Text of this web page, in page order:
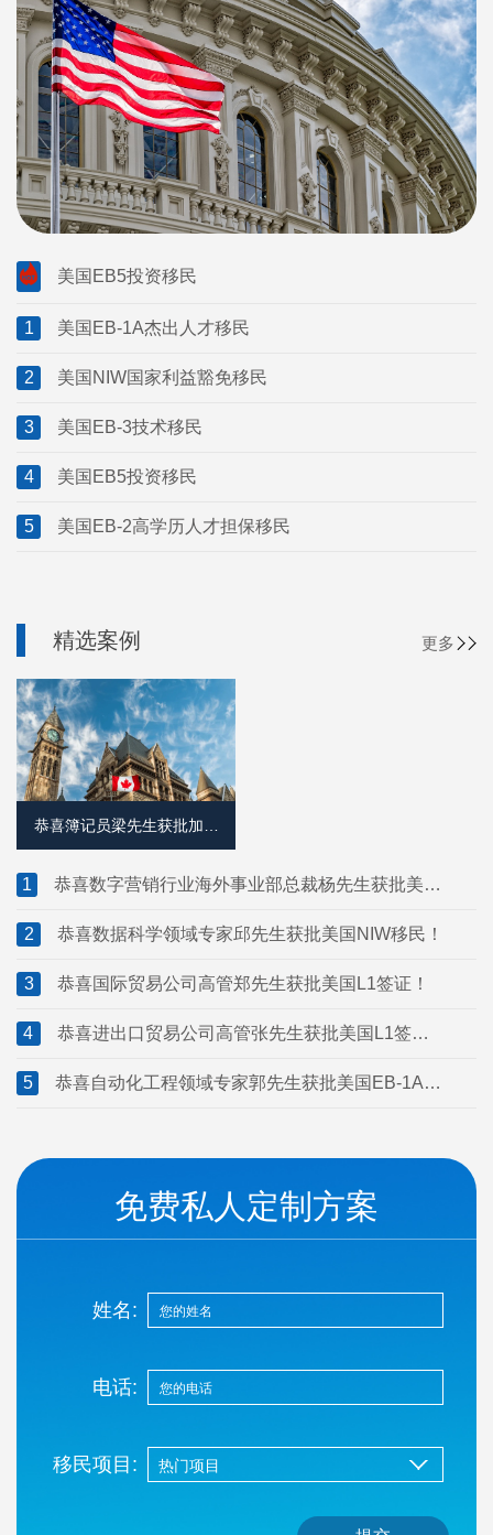
美国EB5投资移民
1 美国EB-1A杰出人才移民
2 美国NIW国家利益豁免移民
3 美国EB-3技术移民
4 美国EB5投资移民
5 美国EB-2高学历人才担保移民
精选案例 更多
恭喜簿记员梁先生获批加拿
大萨省雇主担保移民！
1
恭喜数字营销行业海外事业部总裁杨先生获批美国
2
恭喜数据科学领域专家邱先生获批美国NIW移民！
3 恭喜国际贸易公司高管郑先生获批美国L1签证！
4
恭喜进出口贸易公司高管张先生获批美国L1签
5
恭喜自动化工程领域专家郭先生获批美国EB-1A移
免费私人定制方案
姓名:
电话:
移民项目: